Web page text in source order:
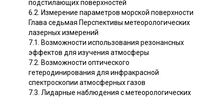
подстилающих поверхностей
6.2. Измерение параметров морской поверхности
Глава седьмая Перспективы метеорологических
лазерных измерений
7.1. Возможности использования резонансных
эффектов для изучения атмосферы
7.2. Возможности оптического
гетеродинирования для инфракрасной
спектроскопии атмосферных газов
7.3. Лидарные наблюдения с метеорологических